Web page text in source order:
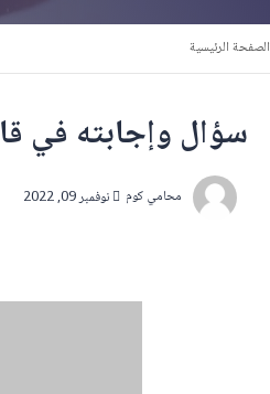
الصفحة الرئيسية
سؤال وإجابته في
محامي كوم نوفمبر 09, 2022